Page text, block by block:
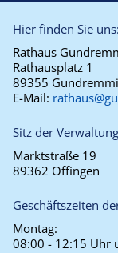
Hier finden Sie uns:
Rathaus
Rathausplatz 1
89355
E-Mail:
Sitz der
Marktstraße 19
89362 Offingen
Geschäftszeiten
Montag:
08:00 - 12:15 Uhr